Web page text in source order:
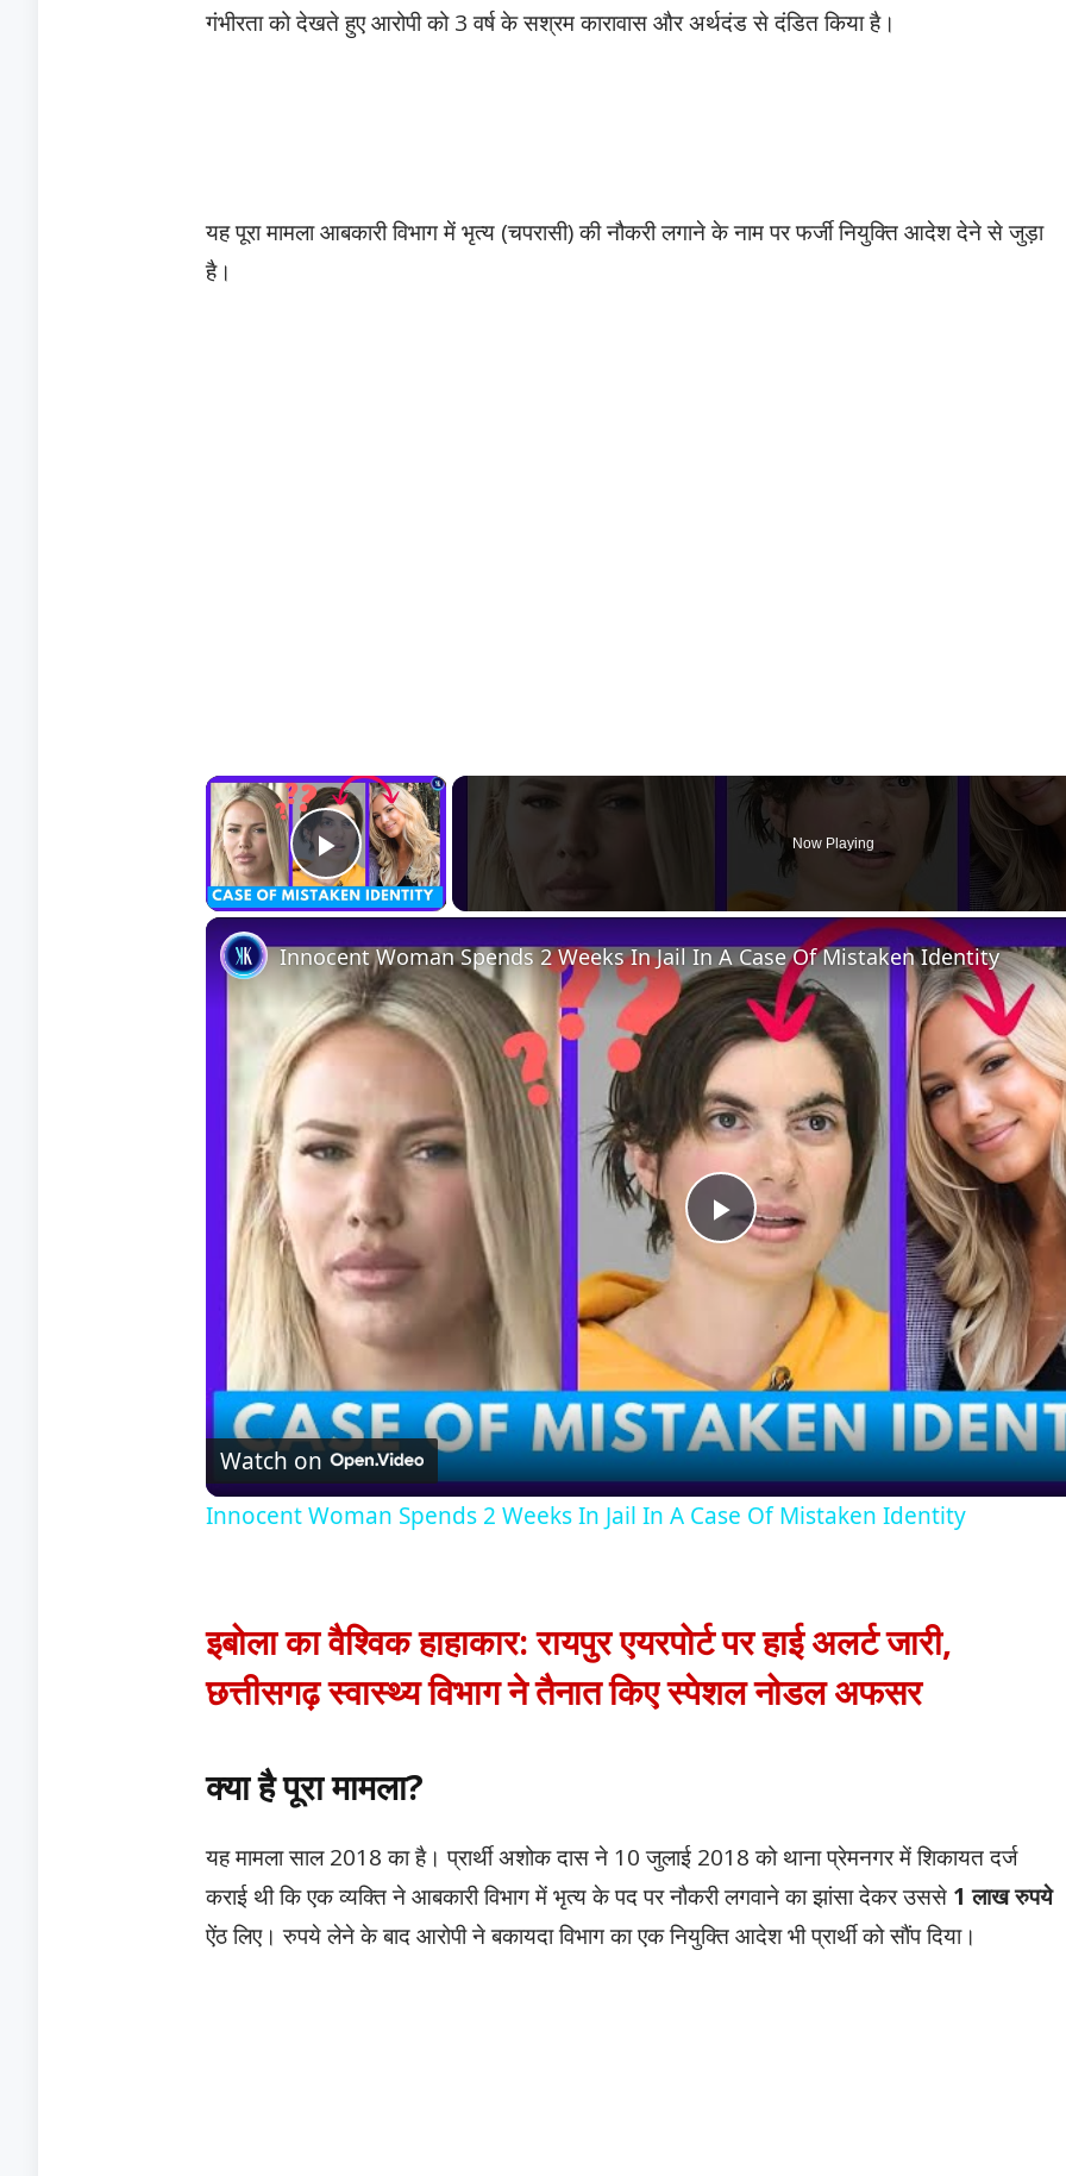
गंभीरता को देखते हुए आरोपी को 3 वर्ष के सश्रम कारावास और अर्थदंड से दंडित किया है।
​यह पूरा मामला आबकारी विभाग में भृत्य (चपरासी) की नौकरी लगाने के नाम पर फर्जी नियुक्ति आदेश देने से जुड़ा
है।
×
Play Video
Now Playing
Play
Video
Innocent Woman Spends 2 Weeks In Jail In A Case Of Mistaken Identity
Watch on
Innocent Woman Spends 2 Weeks In Jail In A Case Of Mistaken Identity
इबोला का वैश्विक हाहाकार: रायपुर एयरपोर्ट पर हाई अलर्ट जारी,
छत्तीसगढ़ स्वास्थ्य विभाग ने तैनात किए स्पेशल नोडल अफसर
क्या है पूरा मामला?
​यह मामला साल 2018 का है। प्रार्थी अशोक दास ने 10 जुलाई 2018 को थाना प्रेमनगर में शिकायत दर्ज
कराई थी कि एक व्यक्ति ने आबकारी विभाग में भृत्य के पद पर नौकरी लगवाने का झांसा देकर उससे 1 लाख रुपये
ऐंठ लिए। रुपये लेने के बाद आरोपी ने बकायदा विभाग का एक नियुक्ति आदेश भी प्रार्थी को सौंप दिया।